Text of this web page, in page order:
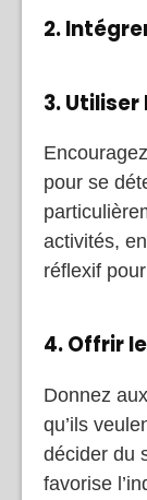
2.
3.
pour se
activités,
réflexif
4. Offrir
Donnez
qu’ils
décider du
favorise